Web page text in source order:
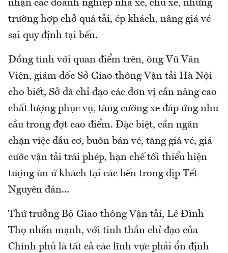
nhận các doanh nghiệp nhà xe, chủ xe, những
trường hợp chở quá tải, ép khách, nâng giá vé
sai quy định tại bến.
Đồng tình với quan điểm trên, ông Vũ Văn
Viện, giám đốc Sở Giao thông Vận tải Hà Nội
cho biết, Sở đã chỉ đạo các đơn vị cần nâng cao
chất lượng phục vụ, tăng cường xe đáp ứng nhu
cầu trong đợt cao điểm. Đặc biệt, cần ngăn
chặn việc đầu cơ, buôn bán vé, tăng giá vé, giá
cước vận tải trái phép, hạn chế tối thiểu hiện
tượng ùn ứ khách tại các bến trong dịp Tết
Nguyên đán...
Thứ trưởng Bộ Giao thông Vận tải, Lê Đình
Thọ nhấn mạnh, với tinh thần chỉ đạo của
Chính phủ là tất cả các lĩnh vực phải ổn định